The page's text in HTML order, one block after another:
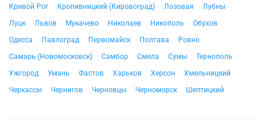
Кривой Рог
Кропивницкий (Кировоград) Лозовая
Лубны
Луцк
Львов Мукачево Николаев Никополь
Обухов
Одесса
Павлоград Первомайск Полтава
Ровно
Самарь (Новомосковск)
Самбор Смела Сумы
Тернополь
Ужгород
Умань Фастов Харьков Херсон
Хмельницкий
Черкассы
Чернигов Черновцы Черноморск Шептицкий